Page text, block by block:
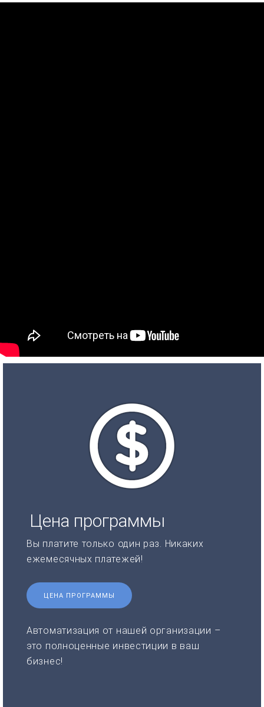
Цена программы
Вы платите только один раз. Никаких
ежемесячных платежей!
ЦЕНА ПРОГРАММЫ
Автоматизация от нашей организации –
это полноценные инвестиции в ваш
бизнес!